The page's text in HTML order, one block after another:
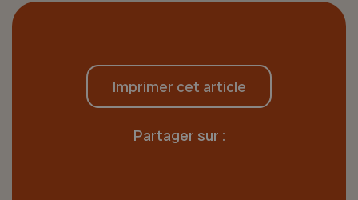
Imprimer cet article
Partager sur :